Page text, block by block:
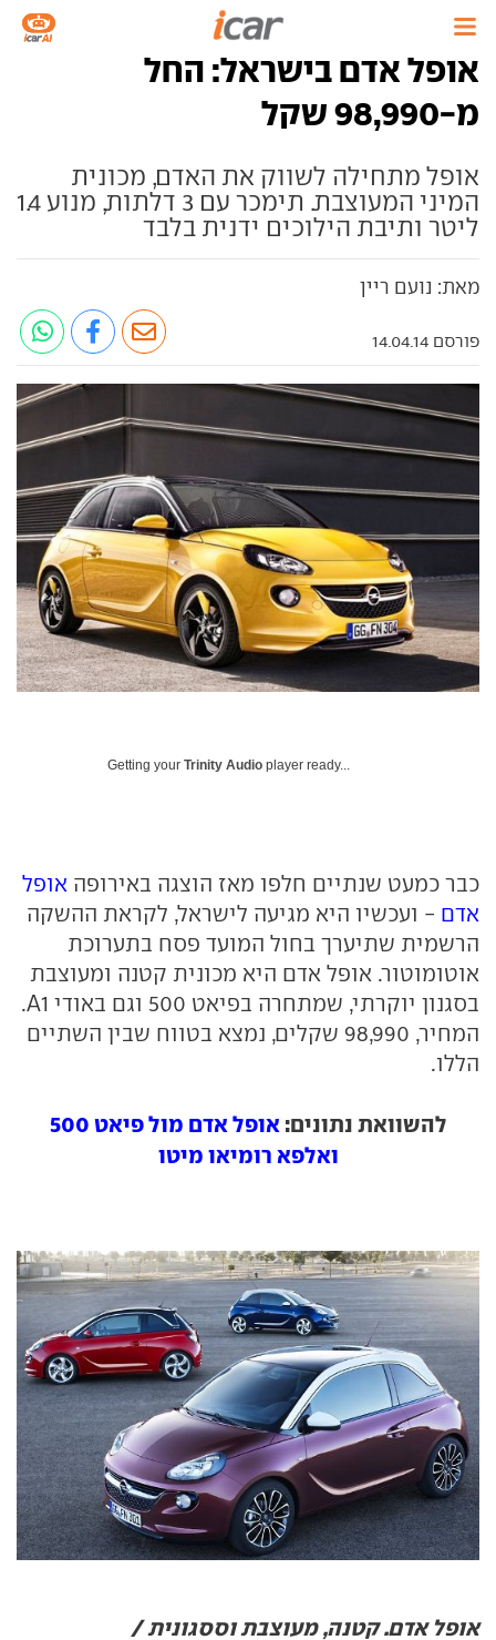
אופל אדם בישראל: החל
מ-98,990 שקל
אופל מתחילה לשווק את האדם, מכונית
המיני המעוצבת. תימכר עם 3 דלתות, מנוע 1.4
ליטר ותיבת הילוכים ידנית בלבד
מאת: נועם ריין
פורסם 14.04.14
Getting your Trinity Audio player ready...
כבר כמעט שנתיים חלפו מאז הוצגה באירופה אופל
אדם - ועכשיו היא מגיעה לישראל, לקראת ההשקה
הרשמית שתיערך בחול המועד פסח בתערוכת
אוטומוטור. אופל אדם היא מכונית קטנה ומעוצבת
בסגנון יוקרתי, שמתחרה בפיאט 500 וגם באודי A1.
המחיר, 98,990 שקלים, נמצא בטווח שבין השתיים
הללו.
להשוואת נתונים:
אופל אדם מול פיאט 500
ואלפא רומיאו מיטו
אופל אדם. קטנה, מעוצבת וססגונית /